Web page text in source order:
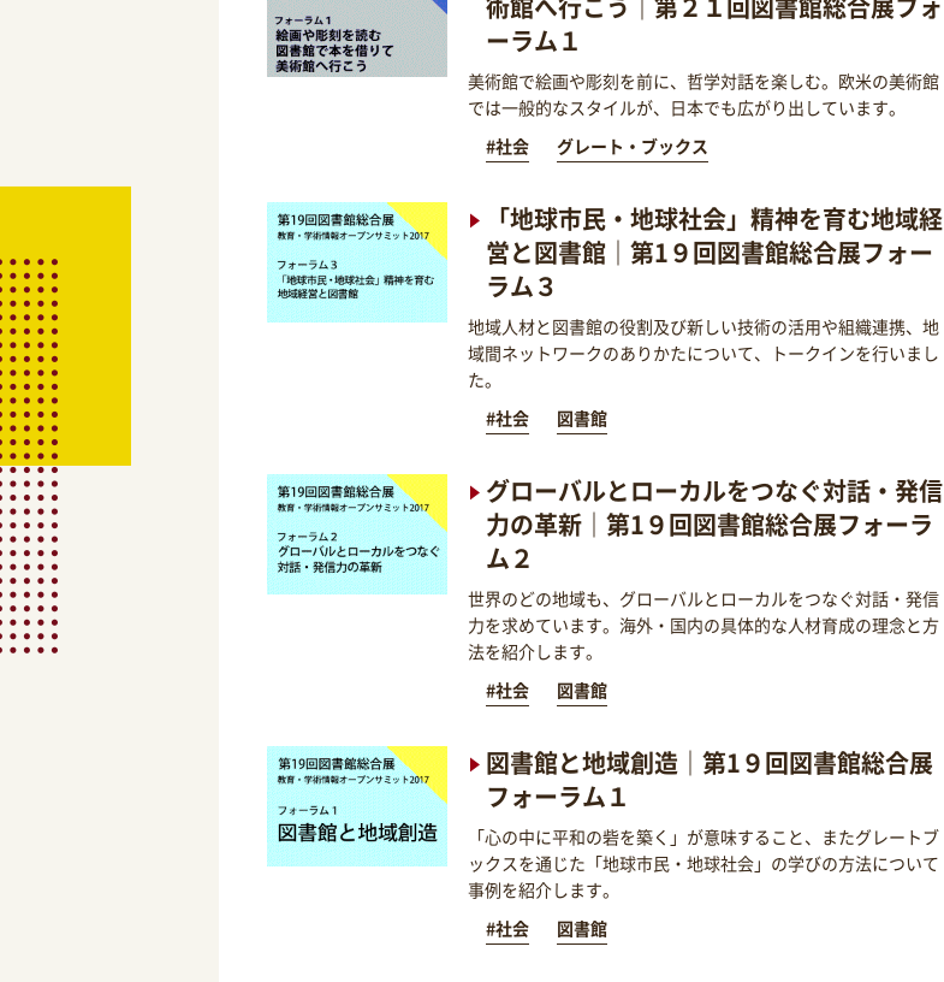
ーラム１
美術館で絵画や彫刻を前に、哲学対話を楽しむ。欧米の美術館
では一般的なスタイルが、日本でも広がり出しています。
#社会
グレート・ブックス
「地球市民・地球社会」精神を育む地域経
営と図書館｜第1９回図書館総合展フォー
ラム３
地域人材と図書館の役割及び新しい技術の活用や組織連携、地
域間ネットワークのありかたについて、トークインを行いまし
た。
#社会
図書館
グローバルとローカルをつなぐ対話・発信
力の革新｜第1９回図書館総合展フォーラ
ム２
世界のどの地域も、グローバルとローカルをつなぐ対話・発信
力を求めています。海外・国内の具体的な人材育成の理念と方
法を紹介します。
#社会
図書館
図書館と地域創造｜第1９回図書館総合展
フォーラム１
「心の中に平和の砦を築く」が意味すること、またグレートブ
ックスを通じた「地球市民・地球社会」の学びの方法について
事例を紹介します。
#社会
図書館